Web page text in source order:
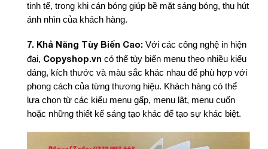
tinh tế, trong khi cán bóng giúp bề mặt sáng bóng, thu hút
ánh nhìn của khách hàng.
7. Khả Năng Tùy Biến Cao: Với các công nghệ in hiện
đại, Copyshop.vn có thể tùy biến menu theo nhiều kiểu
dáng, kích thước và màu sắc khác nhau để phù hợp với
phong cách của từng thương hiệu. Khách hàng có thể
lựa chọn từ các kiểu menu gấp, menu lật, menu cuốn
hoặc những thiết kế sáng tạo khác để tạo sự khác biệt.